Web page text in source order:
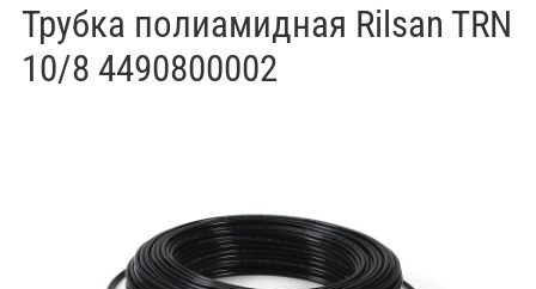
Трубка полиамидная Rilsan TRN
10/8 4490800002